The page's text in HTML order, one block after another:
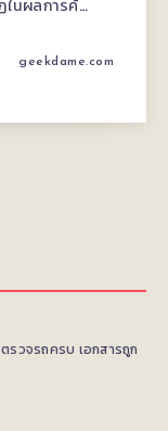
ในผลการค้…
geekdame.com
รวจรถครบ เอกสารถูก